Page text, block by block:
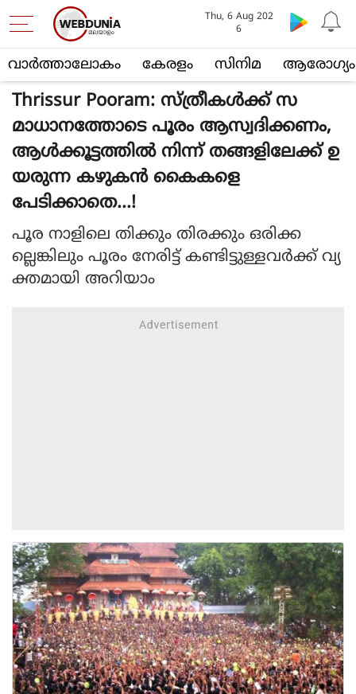
വാര്‍ത്താലോകം കേരളം സിനിമ ആരോഗ്യം
Thu, 6 Aug 202
6
Thrissur Pooram: സ്ത്രീകള്‍ക്ക് സ
മാധാനത്തോടെ പൂരം ആസ്വദിക്കണം,
ആള്‍ക്കൂട്ടത്തില്‍ നിന്ന് തങ്ങളിലേക്ക് ഉ
യരുന്ന കഴുകന്‍ കൈകളെ
പേടിക്കാതെ...!
പൂര നാളിലെ തിക്കും തിരക്കും ഒരിക്ക
ല്ലെങ്കിലും പൂരം നേരിട്ട് കണ്ടിട്ടുള്ളവര്‍ക്ക് വ്യ
ക്തമായി അറിയാം